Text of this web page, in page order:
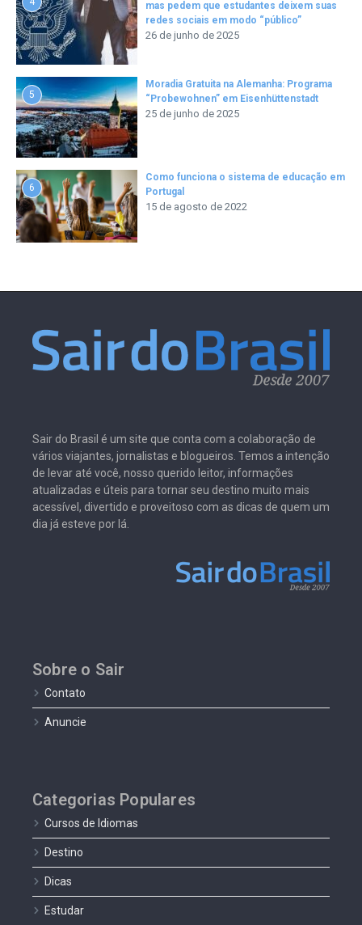
mas pedem que estudantes deixem suas
redes sociais em modo “público”
26 de junho de 2025
5
Moradia Gratuita na Alemanha: Programa
“Probewohnen” em Eisenhüttenstadt
25 de junho de 2025
6
Como funciona o sistema de educação em
Portugal
15 de agosto de 2022
Sair do Brasil é um site que conta com a colaboração de
vários viajantes, jornalistas e blogueiros. Temos a intenção
de levar até você, nosso querido leitor, informações
atualizadas e úteis para tornar seu destino muito mais
acessível, divertido e proveitoso com as dicas de quem um
dia já esteve por lá.
Sobre o Sair
Contato
Anuncie
Categorias Populares
Cursos de Idiomas
Destino
Dicas
Estudar